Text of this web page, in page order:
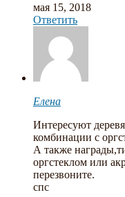
мая 15, 2018
Ответить
Елена
Интересуют
комбинации с
А также
оргстеклом или
перезвоните.
спс